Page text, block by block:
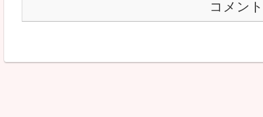
コメン